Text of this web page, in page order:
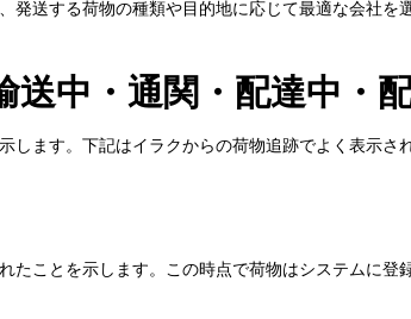
送する荷物の種類や目的地に応じて最適な会社を
中・通関・配達中・配
ます。下記はイラクからの荷物追跡でよく表示さ
ことを示します。この時点で荷物はシステムに登